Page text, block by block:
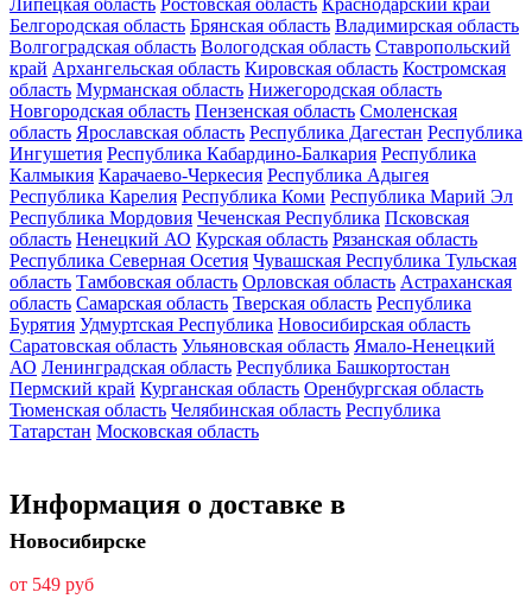
Белгородская область Брянская область Владимирская область
Волгоградская область Вологодская область Ставропольский
край Архангельская область Кировская область Костромская
область Мурманская область Нижегородская область
Новгородская область Пензенская область Смоленская
область Ярославская область Республика Дагестан Республика
Ингушетия Республика Кабардино-Балкария Республика
Калмыкия Карачаево-Черкесия Республика Адыгея
Республика Карелия Республика Коми Республика Марий Эл
Республика Мордовия Чеченская Республика Псковская
область Ненецкий АО Курская область Рязанская область
Республика Северная Осетия Чувашская Республика Тульская
область Тамбовская область Орловская область Астраханская
область Самарская область Тверская область Республика
Бурятия Удмуртская Республика Новосибирская область
Саратовская область Ульяновская область Ямало-Ненецкий
АО Ленинградская область Республика Башкортостан
Пермский край Курганская область Оренбургская область
Тюменская область Челябинская область Республика
Татарстан Московская область
Информация о доставке в
Новосибирске
от 549 руб